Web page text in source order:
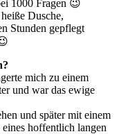
1000 Fragen 😉
Dusche,
Stunden gepflegt
mich zu einem
und war das ewige
und später mit einem
hoffentlich langen